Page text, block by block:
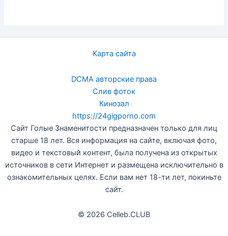
Карта сайта
DCMA авторские права
Слив фоток
Кинозал
https://24gigporno.com
Сайт Голые Знаменитости предназначен только для лиц
старше 18 лет. Вся информация на сайте, включая фото,
видео и текстовый контент, была получена из открытых
источников в сети Интернет и размещена исключительно в
ознакомительных целях. Если вам нет 18-ти лет, покиньте
сайт.
© 2026 Celleb.CLUB